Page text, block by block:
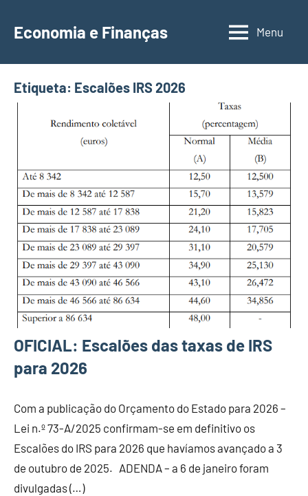
para
conteúdo
Economia e Finanças
Depósitos
IRS,
Finanças
Pessoais,
Menu
Etiqueta: Escalões IRS 2026
OFICIAL: Escalões das taxas de IRS
para 2026
Com a publicação do Orçamento do Estado para 2026 –
Lei n.º 73-A/2025 confirmam-se em definitivo os
Escalões do IRS para 2026 que havíamos avançado a 3
de outubro de 2025. ADENDA – a 6 de janeiro foram
divulgadas (…)